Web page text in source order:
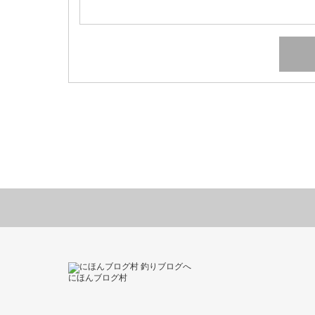
にほんブログ村